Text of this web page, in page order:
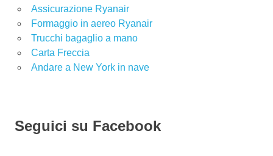
Assicurazione Ryanair
Formaggio in aereo Ryanair
Trucchi bagaglio a mano
Carta Freccia
Andare a New York in nave
Seguici su Facebook